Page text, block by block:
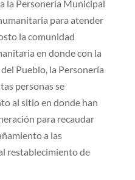
la Personería Municipal
para atender
la comunidad
en donde con la
Pueblo, la Personería
personas se
al sitio en donde han
para recaudar
a las
restablecimiento de